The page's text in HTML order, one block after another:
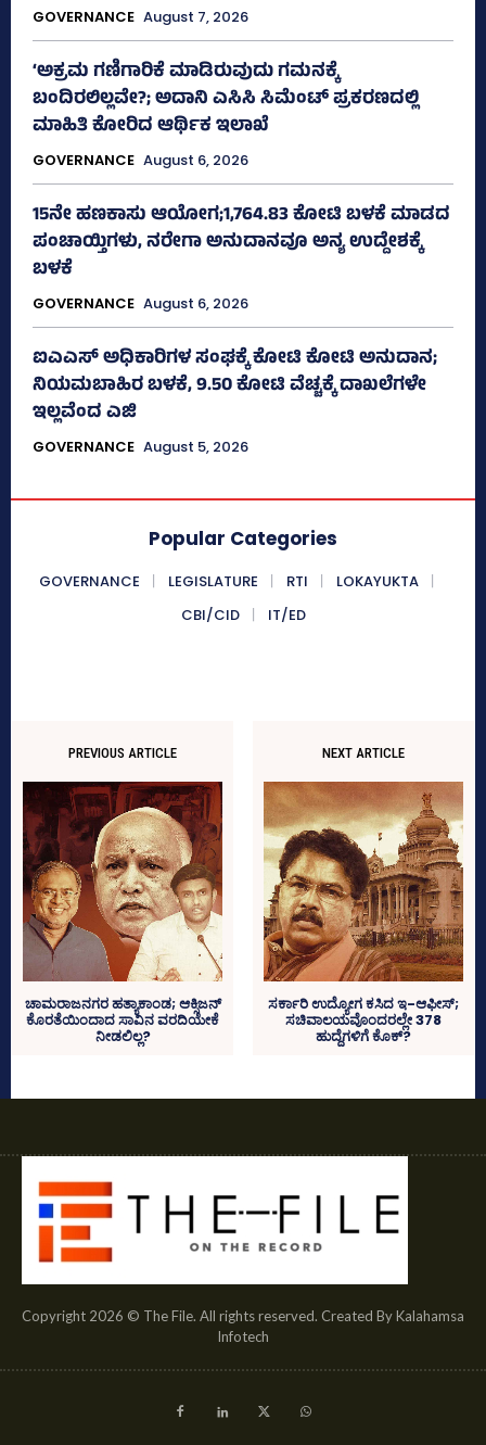
GOVERNANCE August 7, 2026
‘ಅಕ್ರಮ ಗಣಿಗಾರಿಕೆ ಮಾಡಿರುವುದು ಗಮನಕ್ಕೆ
ಬಂದಿರಲಿಲ್ಲವೇ?; ಅದಾನಿ ಎಸಿಸಿ ಸಿಮೆಂಟ್ ಪ್ರಕರಣದಲ್ಲಿ
ಮಾಹಿತಿ ಕೋರಿದ ಆರ್ಥಿಕ ಇಲಾಖೆ
GOVERNANCE August 6, 2026
15ನೇ ಹಣಕಾಸು ಆಯೋಗ;1,764.83 ಕೋಟಿ ಬಳಕೆ ಮಾಡದ
ಪಂಚಾಯ್ತಿಗಳು, ನರೇಗಾ ಅನುದಾನವೂ ಅನ್ಯ ಉದ್ದೇಶಕ್ಕೆ
ಬಳಕೆ
GOVERNANCE August 6, 2026
ಐಎಎಸ್‌ ಅಧಿಕಾರಿಗಳ ಸಂಘಕ್ಕೆ ಕೋಟಿ ಕೋಟಿ ಅನುದಾನ;
ನಿಯಮಬಾಹಿರ ಬಳಕೆ, 9.50 ಕೋಟಿ ವೆಚ್ಚಕ್ಕೆ ದಾಖಲೆಗಳೇ
ಇಲ್ಲವೆಂದ ಎಜಿ
GOVERNANCE August 5, 2026
Popular Categories
GOVERNANCE LEGISLATURE RTI
LOKAYUKTA
CBI/CID
IT/ED
PREVIOUS ARTICLE
ಚಾಮರಾಜನಗರ ಹತ್ಯಾಕಾಂಡ; ಆಕ್ಸಿಜನ್‌
ಕೊರತೆಯಿಂದಾದ ಸಾವಿನ ವರದಿಯೇಕೆ
ನೀಡಲಿಲ್ಲ?
NEXT ARTICLE
ಸರ್ಕಾರಿ ಉದ್ಯೋಗ ಕಸಿದ ಇ-ಆಫೀಸ್‌;
ಸಚಿವಾಲಯವೊಂದರಲ್ಲೇ 378
ಹುದ್ದೆಗಳಿಗೆ ಕೊಕ್‌?
Copyright 2026 © The File. All rights reserved. Created By Kalahamsa
Infotech